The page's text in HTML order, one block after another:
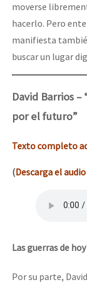
moverse
hacerlo. Pero
manifiesta
buscar un lugar
David Barrios –
por el futuro”
Texto completo
(Descarga el
Las guerras de
Por su parte,